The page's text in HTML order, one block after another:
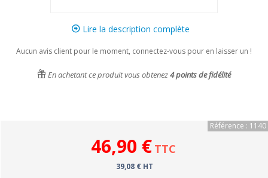
Lire la description complète
Aucun avis client pour le moment, connectez-vous pour en laisser un !
En achetant ce produit vous obtenez4points de fidélité
Référence : 1140
46,90 € TTC
39,08 € HT